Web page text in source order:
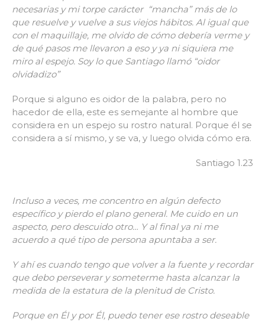
necesarias y mi torpe carácter “mancha” más de lo
que resuelve y vuelve a sus viejos hábitos. Al igual que
con el maquillaje, me olvido de cómo debería verme y
de qué pasos me llevaron a eso y ya ni siquiera me
miro al espejo. Soy lo que Santiago llamó “oidor
olvidadizo”
Porque si alguno es oidor de la palabra, pero no
hacedor de ella, este es semejante al hombre que
considera en un espejo su rostro natural. Porque él se
considera a sí mismo, y se va, y luego olvida cómo era.
Santiago 1.23
Incluso a veces, me concentro en algún defecto
específico y pierdo el plano general. Me cuido en un
aspecto, pero descuido otro… Y al final ya ni me
acuerdo a qué tipo de persona apuntaba a ser.
Y ahí es cuando tengo que volver a la fuente y recordar
que debo perseverar y someterme hasta alcanzar la
medida de la estatura de la plenitud de Cristo.
Porque en Él y por Él, puedo tener ese rostro deseable